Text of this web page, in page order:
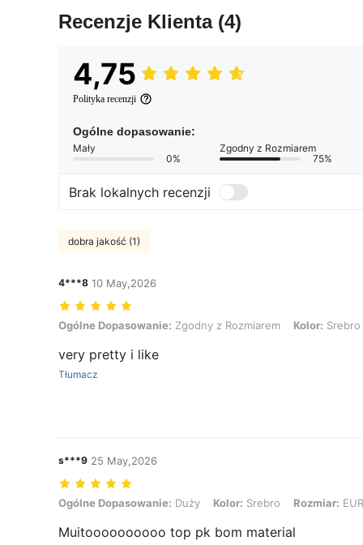
Recenzje Klienta (4)
4,75
Polityka recenzji
Ogólne dopasowanie:
Mały
0%
Zgodny z Rozmiarem
75%
Brak lokalnych recenzji
dobra jakość (1)
4***8 10 May,2026
Ogólne Dopasowanie: Zgodny z Rozmiarem, Kolor: Srebro,
Ogólne Dopasowanie: Zgodny z Rozmiarem Kolor: Srebro
very pretty i like
Tłumacz
s***9 25 May,2026
Ogólne Dopasowanie: Duży, Kolor: Srebro, Rozmiar: EUR36
Ogólne Dopasowanie: Duży Kolor: Srebro Rozmiar:
Muitoooooooooo top pk bom material